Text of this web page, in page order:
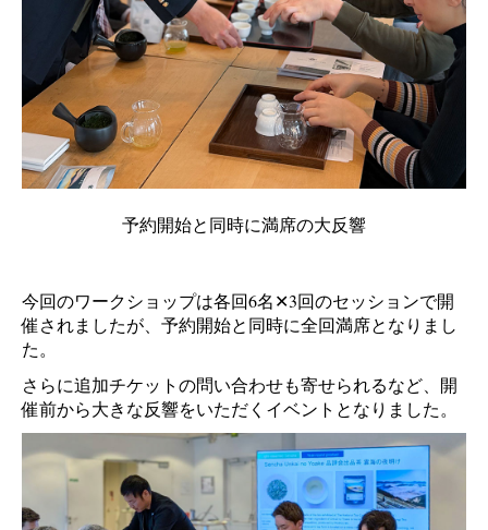
予約開始と同時に満席の大反響
今回のワークショップは各回6名✕3回のセッションで開
催されましたが、予約開始と同時に全回満席となりまし
た。
さらに追加チケットの問い合わせも寄せられるなど、開
催前から大きな反響をいただくイベントとなりました。